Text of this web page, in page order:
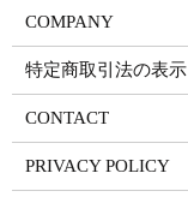
COMPANY
特定商取引法の表示
CONTACT
PRIVACY POLICY